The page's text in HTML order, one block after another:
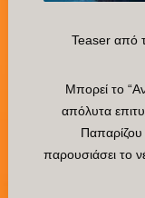
Teaser από
Μπορεί το
απόλυτα
Παπαρίζου
παρουσιάσει το